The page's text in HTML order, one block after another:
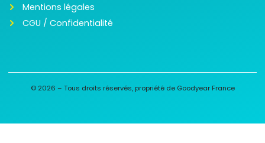
Mentions légales
CGU / Confidentialité
© 2026 – Tous droits réservés, propriété de Goodyear France